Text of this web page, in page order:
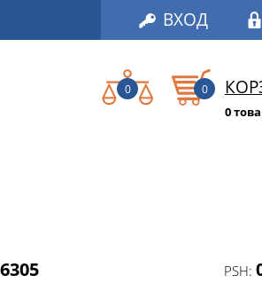
ВХОД
0 0
0
PSH: